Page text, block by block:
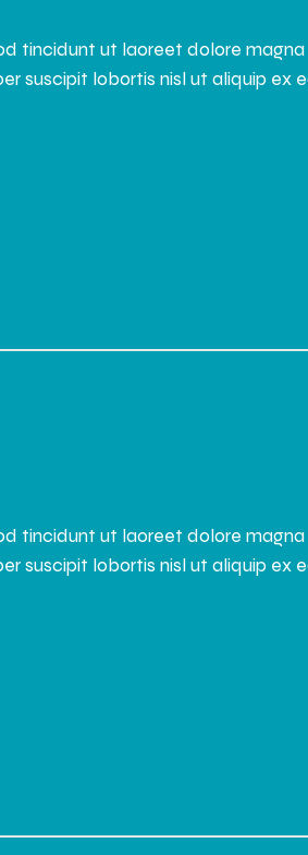
tincidunt ut laoreet dolore magna
suscipit lobortis nisl ut aliquip ex
tincidunt ut laoreet dolore magna
suscipit lobortis nisl ut aliquip ex